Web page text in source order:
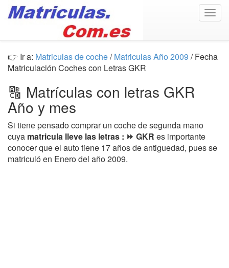
👉 Ir a: Matriculas de coche/Matriculas Año 2009 / Fecha
Matriculación Coches con Letras GKR
🔠 Matrículas con letras GKR
Año y mes
Si tiene pensado comprar un coche de segunda mano
cuya matricula lleve las letras : ⏩ GKR es importante
conocer que el auto tiene 17 años de antiguedad, pues se
matriculó en Enero del año 2009.